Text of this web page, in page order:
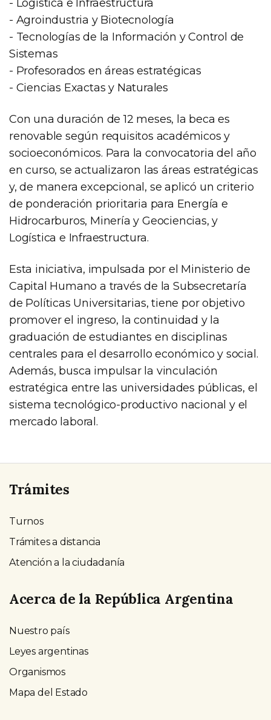
- Logística e Infraestructura
- Agroindustria y Biotecnología
- Tecnologías de la Información y Control de
Sistemas
- Profesorados en áreas estratégicas
- Ciencias Exactas y Naturales
Con una duración de 12 meses, la beca es
renovable según requisitos académicos y
socioeconómicos. Para la convocatoria del año
en curso, se actualizaron las áreas estratégicas
y, de manera excepcional, se aplicó un criterio
de ponderación prioritaria para Energía e
Hidrocarburos, Minería y Geociencias, y
Logística e Infraestructura.
Esta iniciativa, impulsada por el Ministerio de
Capital Humano a través de la Subsecretaría
de Políticas Universitarias, tiene por objetivo
promover el ingreso, la continuidad y la
graduación de estudiantes en disciplinas
centrales para el desarrollo económico y social.
Además, busca impulsar la vinculación
estratégica entre las universidades públicas, el
sistema tecnológico-productivo nacional y el
mercado laboral.
Trámites
Turnos
Trámites a distancia
Atención a la ciudadanía
Acerca de la República Argentina
Nuestro país
Leyes argentinas
Organismos
Mapa del Estado